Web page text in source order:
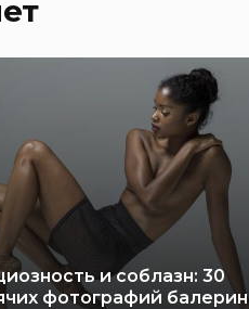
и соблазн: 30
фотографий балерин